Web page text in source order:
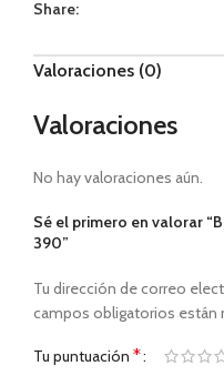
Share:
Valoraciones (0)
Valoraciones
No hay valoraciones aún.
Sé el primero en valorar
390”
Tu dirección de correo
campos obligatorios están
Tu puntuación *